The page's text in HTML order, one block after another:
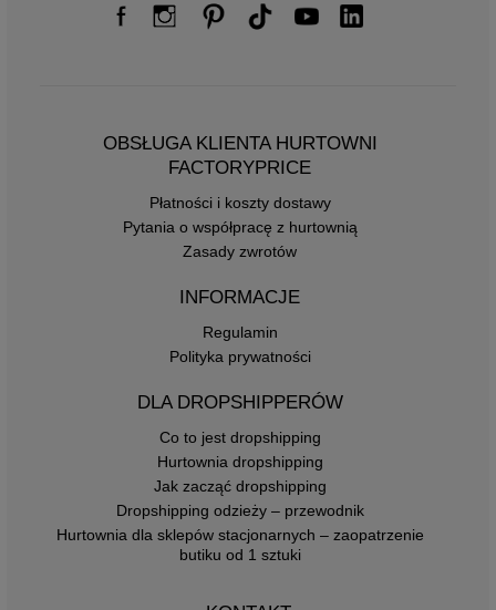
OBSŁUGA KLIENTA HURTOWNI
FACTORYPRICE
Płatności i koszty dostawy
Pytania o współpracę z hurtownią
Zasady zwrotów
INFORMACJE
Regulamin
Polityka prywatności
DLA DROPSHIPPERÓW
Co to jest dropshipping
Hurtownia dropshipping
Jak zacząć dropshipping
Dropshipping odzieży – przewodnik
Hurtownia dla sklepów stacjonarnych – zaopatrzenie
butiku od 1 sztuki